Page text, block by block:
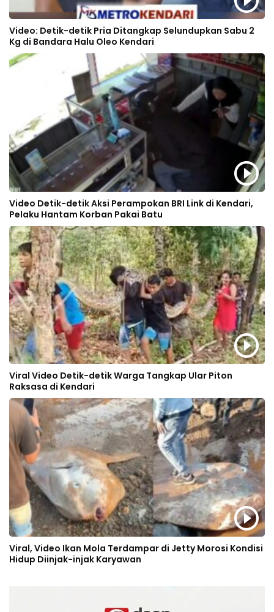
Video: Detik-detik Pria Ditangkap Selundupkan Sabu 2
Kg di Bandara Halu Oleo Kendari
Video Detik-detik Aksi Perampokan BRI Link di Kendari,
Pelaku Hantam Korban Pakai Batu
Viral Video Detik-detik Warga Tangkap Ular Piton
Raksasa di Kendari
Viral, Video Ikan Mola Terdampar di Jetty Morosi Kondisi
Hidup Diinjak-injak Karyawan